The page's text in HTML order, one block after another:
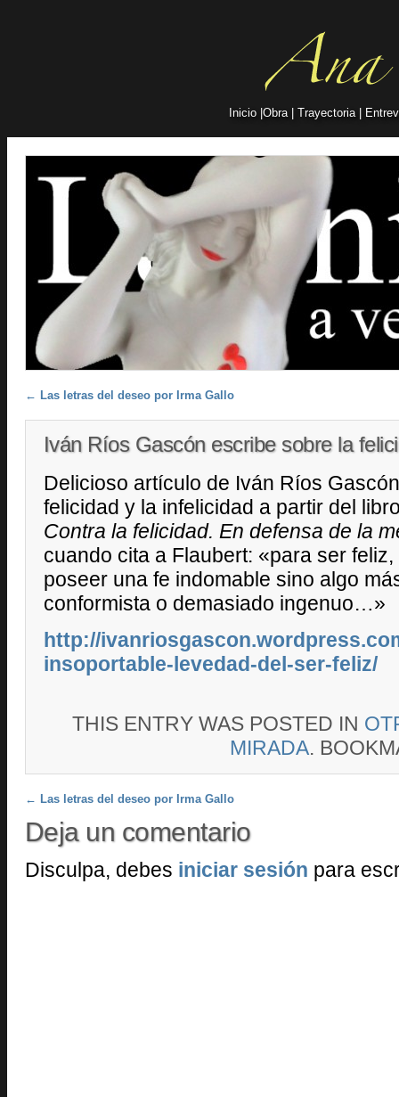
Inicio Obra Trayectoria|
Post navigation
← Las letras del deseo por Irma Gallo
Iván Ríos Gascón escribe sobre la
Delicioso artículo de Iván Ríos
felicidad y la infelicidad a partir del
Contra la felicidad. En defensa de la
cuando cita a Flaubert: «para ser
poseer una fe indomable sino algo
conformista o demasiado ingenuo…»
http://
insoportable-levedad-del-ser-feliz/
THIS ENTRY WAS POSTED IN
MIRADA.
Post navigation
← Las letras del deseo por Irma Gallo
Deja un comentario
Disculpa, debes iniciar sesión para